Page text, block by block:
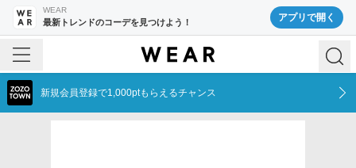
WEAR
最新トレンドのコーデを見つけよう！ アプリで開く
新規会員登録で1,000ptもらえるチャンス